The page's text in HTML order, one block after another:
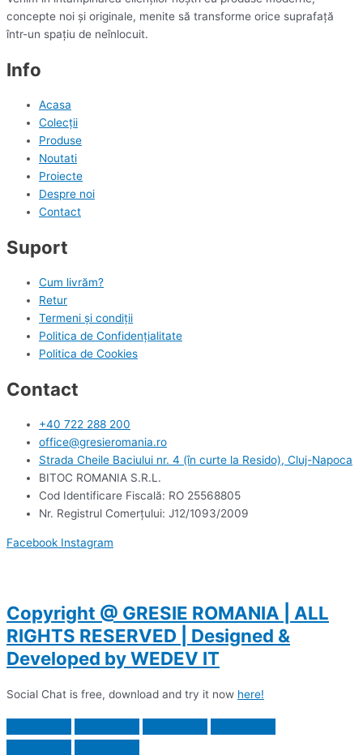
concepte noi și originale, menite să transforme orice suprafață
într-un spațiu de neînlocuit.
Info
Acasa
Colecții
Produse
Noutati
Proiecte
Despre noi
Contact
Suport
Cum livrăm?
Retur
Termeni și condiții
Politica de Confidențialitate
Politica de Cookies
Contact
+40 722 288 200
office@gresieromania.ro
Strada Cheile Baciului nr. 4 (în curte la Resido), Cluj-Napoca
BITOC ROMANIA S.R.L.
Cod Identificare Fiscală: RO 25568805
Nr. Registrul Comerţului: J12/1093/2009
Facebook Instagram
Copyright @ GRESIE ROMANIA | ALL
RIGHTS RESERVED | Designed &
Developed by WEDEV IT
Social Chat is free, download and try it now here!